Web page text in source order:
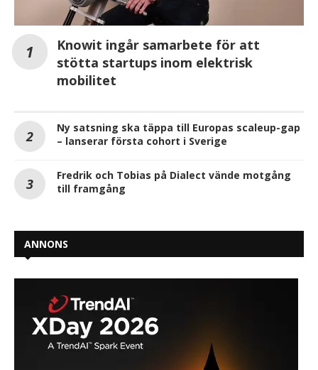
Knowit ingår samarbete för att
stötta startups inom elektrisk
mobilitet
Ny satsning ska täppa till Europas scaleup-gap
– lanserar första cohort i Sverige
Fredrik och Tobias på Dialect vände motgång
till framgång
ANNONS